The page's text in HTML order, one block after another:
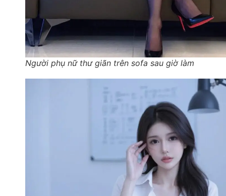
Người phụ nữ thư giãn trên sofa sau giờ làm